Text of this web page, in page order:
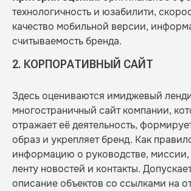
технологичность и юзабилити,
качество мобильной версии,
считываемость бренда.
2. КОРПОРАТИВНЫЙ САЙТ
Здесь оцениваются имиджевый
многостраничный сайт компании,
отражает её деятельность,
образ и укрепляет бренд. Как
информацию о руководстве, миссии,
ленту новостей и контакты.
описание объектов со ссылками на